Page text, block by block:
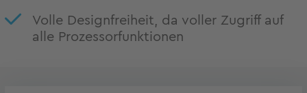
Volle Designfreiheit, da voller Zugriff auf
alle Prozessorfunktionen